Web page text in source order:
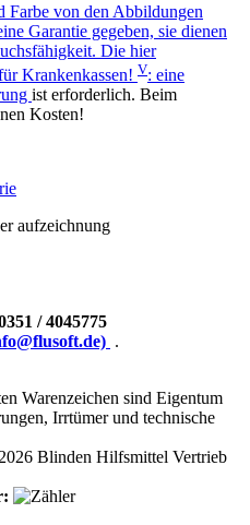
Farbe von den Abbildungen
Garantie gegeben, sie dienen
Die hier
Krankenkassen! V: eine
ist erforderlich. Beim
Kosten!
aufzeichnung
/ 4045775
.
Warenzeichen sind Eigentum
Irrtümer und technische
Blinden Hilfsmittel Vertrieb